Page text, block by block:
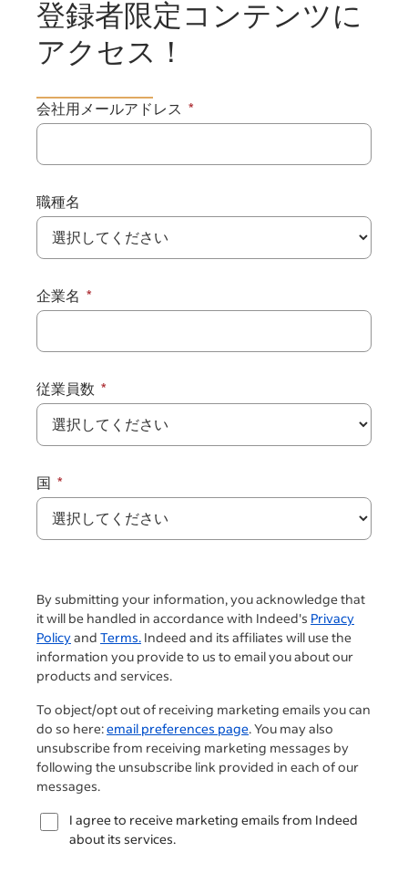
登録者限定コンテンツに
アクセス！
会社用メールアドレス
職種名
企業名
従業員数
国
By submitting your information, you acknowledge that
it will be handled in accordance with Indeed's Privacy
Policyand Terms. Indeed and its affiliates will use the
information you provide to us to email you about our
products and services.
To object/opt out of receiving marketing emails you can
do so here:email preferences page. You may also
unsubscribe from receiving marketing messages by
following the unsubscribe link provided in each of our
messages.
I agree to receive marketing emails from Indeed
about its services.